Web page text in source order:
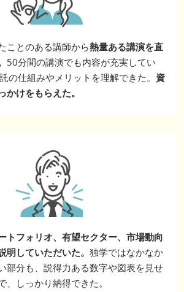
ことのある講師から熱量ある講演を直
50分間の講演でも内容が充実してい
の仕組みやメリットを理解できた。 資
かけをもらえた。
トフォリオ、有望セクター、市場動向
明していただいた。 独学ではなかなか
部分も、説得力ある数字や図表を見せ
、しっかり納得できた。